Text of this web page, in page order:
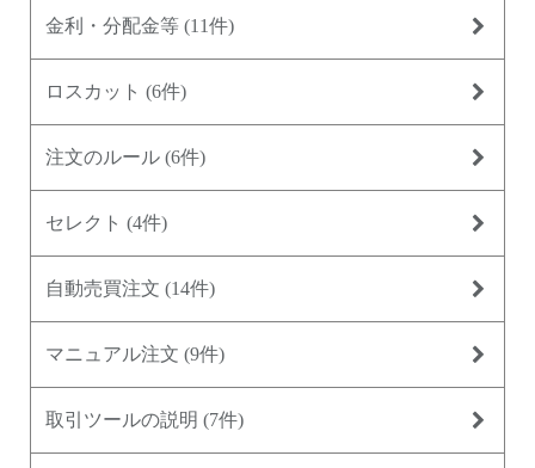
金利・分配金等 (11件)
ロスカット (6件)
注文のルール (6件)
セレクト (4件)
自動売買注文 (14件)
マニュアル注文 (9件)
取引ツールの説明 (7件)